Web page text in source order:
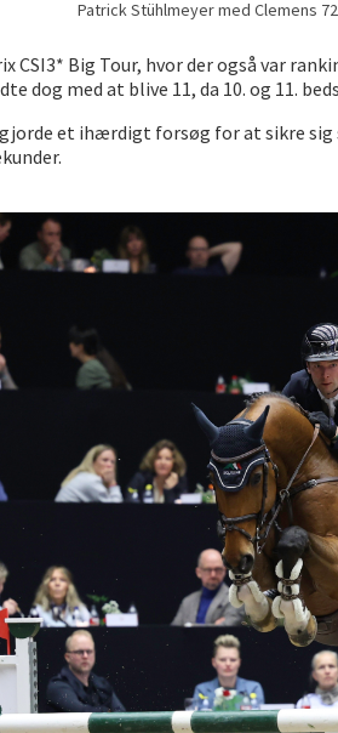
Patrick Stühlmeyer med Clemens
CSI3* Big Tour, hvor der også var
dog med at blive 11, da 10. og 11.
et ihærdigt forsøg for at sikre sig